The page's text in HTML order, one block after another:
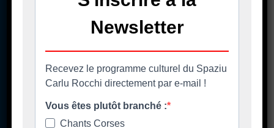
Ore di apertura
Les horaires d'ouverture